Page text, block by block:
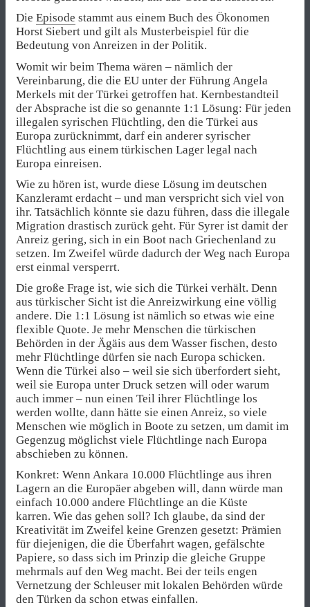
Die Episode stammt aus einem Buch des Ökonomen
Horst Siebert und gilt als Musterbeispiel für die
Bedeutung von Anreizen in der Politik.
Womit wir beim Thema wären – nämlich der
Vereinbarung, die die EU unter der Führung Angela
Merkels mit der Türkei getroffen hat. Kernbestandteil
der Absprache ist die so genannte 1:1 Lösung: Für jeden
illegalen syrischen Flüchtling, den die Türkei aus
Europa zurücknimmt, darf ein anderer syrischer
Flüchtling aus einem türkischen Lager legal nach
Europa einreisen.
Wie zu hören ist, wurde diese Lösung im deutschen
Kanzleramt erdacht – und man verspricht sich viel von
ihr. Tatsächlich könnte sie dazu führen, dass die illegale
Migration drastisch zurück geht. Für Syrer ist damit der
Anreiz gering, sich in ein Boot nach Griechenland zu
setzen. Im Zweifel würde dadurch der Weg nach Europa
erst einmal versperrt.
Die große Frage ist, wie sich die Türkei verhält. Denn
aus türkischer Sicht ist die Anreizwirkung eine völlig
andere. Die 1:1 Lösung ist nämlich so etwas wie eine
flexible Quote. Je mehr Menschen die türkischen
Behörden in der Ägäis aus dem Wasser fischen, desto
mehr Flüchtlinge dürfen sie nach Europa schicken.
Wenn die Türkei also – weil sie sich überfordert sieht,
weil sie Europa unter Druck setzen will oder warum
auch immer – nun einen Teil ihrer Flüchtlinge los
werden wollte, dann hätte sie einen Anreiz, so viele
Menschen wie möglich in Boote zu setzen, um damit im
Gegenzug möglichst viele Flüchtlinge nach Europa
abschieben zu können.
Konkret: Wenn Ankara 10.000 Flüchtlinge aus ihren
Lagern an die Europäer abgeben will, dann würde man
einfach 10.000 andere Flüchtlinge an die Küste
karren. Wie das gehen soll? Ich glaube, da sind der
Kreativität im Zweifel keine Grenzen gesetzt: Prämien
für diejenigen, die die Überfahrt wagen, gefälschte
Papiere, so dass sich im Prinzip die gleiche Gruppe
mehrmals auf den Weg macht. Bei der teils engen
Vernetzung der Schleuser mit lokalen Behörden würde
den Türken da schon etwas einfallen.